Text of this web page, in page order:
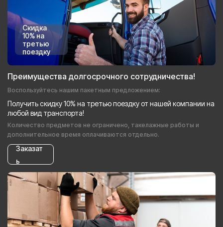
Скидка
10% на
третью
поездку
Преимущества долгосрочного сотрудничества!
Воспользуйтесь нашим пакетным предложением:
Получить скидку 10% на третью поездку от нашей компании на
любой вид транспорта!
Количество предметов не ограничено, такелажные работы и
дополнительное время оплачиваются отдельно.
Заказат
ь